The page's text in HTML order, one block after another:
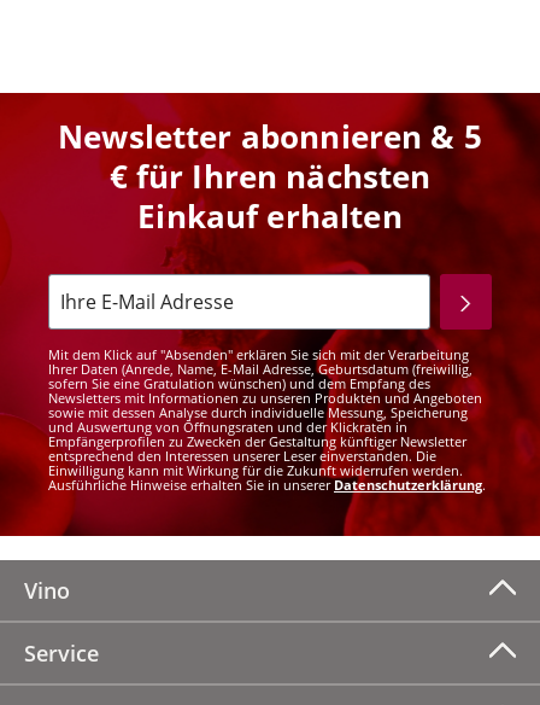
Newsletter abonnieren & 5
€ für Ihren nächsten
Einkauf erhalten
Mit dem Klick auf "Absenden" erklären Sie sich mit der Verarbeitung
Ihrer Daten (Anrede, Name, E-Mail Adresse, Geburtsdatum (freiwillig,
sofern Sie eine Gratulation wünschen) und dem Empfang des
Newsletters mit Informationen zu unseren Produkten und Angeboten
sowie mit dessen Analyse durch individuelle Messung, Speicherung
und Auswertung von Öffnungsraten und der Klickraten in
Empfängerprofilen zu Zwecken der Gestaltung künftiger Newsletter
entsprechend den Interessen unserer Leser einverstanden. Die
Einwilligung kann mit Wirkung für die Zukunft widerrufen werden.
Ausführliche Hinweise erhalten Sie in unsererDatenschutzerklärung.
Vino
Service